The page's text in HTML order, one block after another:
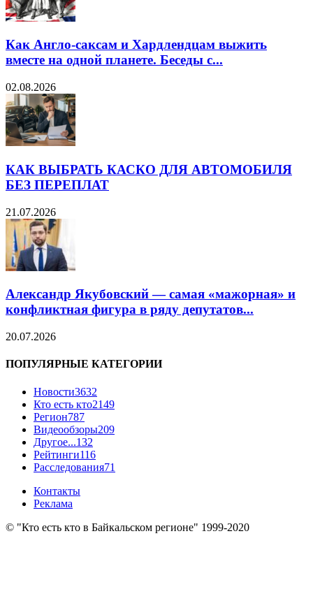
Как Англо-саксам и Хардлендцам выжить
вместе на одной планете. Беседы с...
02.08.2026
КАК ВЫБРАТЬ КАСКО ДЛЯ АВТОМОБИЛЯ
БЕЗ ПЕРЕПЛАТ
21.07.2026
Александр Якубовский — самая «мажорная» и
конфликтная фигура в ряду депутатов...
20.07.2026
ПОПУЛЯРНЫЕ КАТЕГОРИИ
Новости3632
Кто есть кто2149
Регион787
Видеообзоры209
Другое...132
Рейтинги116
Расследования71
Контакты
Реклама
© "Кто есть кто в Байкальском регионе" 1999-2020